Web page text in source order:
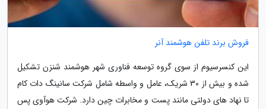
فروش برند تلفن هوشمند آنر
این کنسرسیوم از سوی گروه توسعه فناوری شهر هوشمند شنزن تشکیل
شده و بیش از 30 شریک، عامل و واسطه شامل شرکت سانینگ دات کام
تا نهاد های دولتی مانند پست و مخابرات چین دارد. شرکت هوآوی پس